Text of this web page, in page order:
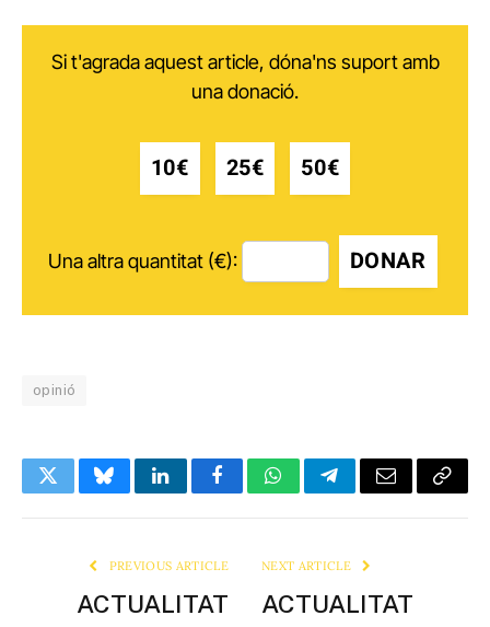
Si t'agrada aquest article, dóna'ns suport amb
una donació.
10€ 25€ 50€
Una altra quantitat (€): DONAR
opinió
TwitterBlueskyLinkedInFacebookWhatsAppTelegramEmail Copy
PREVIOUS ARTICLE
ACTUALITAT
NEXT ARTICLE
ACTUALITAT